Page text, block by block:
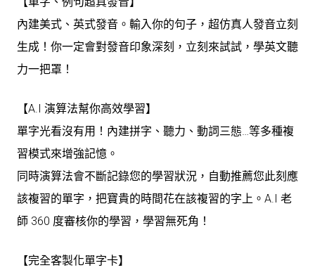
內建美式、英式發音。輸入你的句子，超仿真人發音立刻
生成！你一定會對發音印象深刻，立刻來試試，學英文聽
力一把罩！
【A.I 演算法幫你高效學習】
單字光看沒有用！內建拼字、聽力、動詞三態…等多種複
習模式來增強記憶。
同時演算法會不斷記錄您的學習狀況，自動推薦您此刻應
該複習的單字，把寶貴的時間花在該複習的字上。A.I 老
師 360 度審核你的學習，學習無死角！
【完全客製化單字卡】